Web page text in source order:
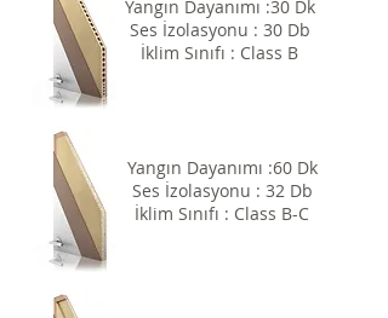
Yangın Dayanımı :30 Dk
Ses İzolasyonu : 30 Db
İklim Sınıfı : Class B
Yangın Dayanımı :60 Dk
Ses İzolasyonu : 32 Db
İklim Sınıfı : Class B-C